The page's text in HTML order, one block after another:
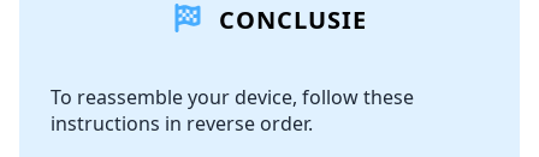
Voeg opmerking toe
Annuleren
CONCLUSIE
To reassemble your device, follow these
instructions in reverse order.